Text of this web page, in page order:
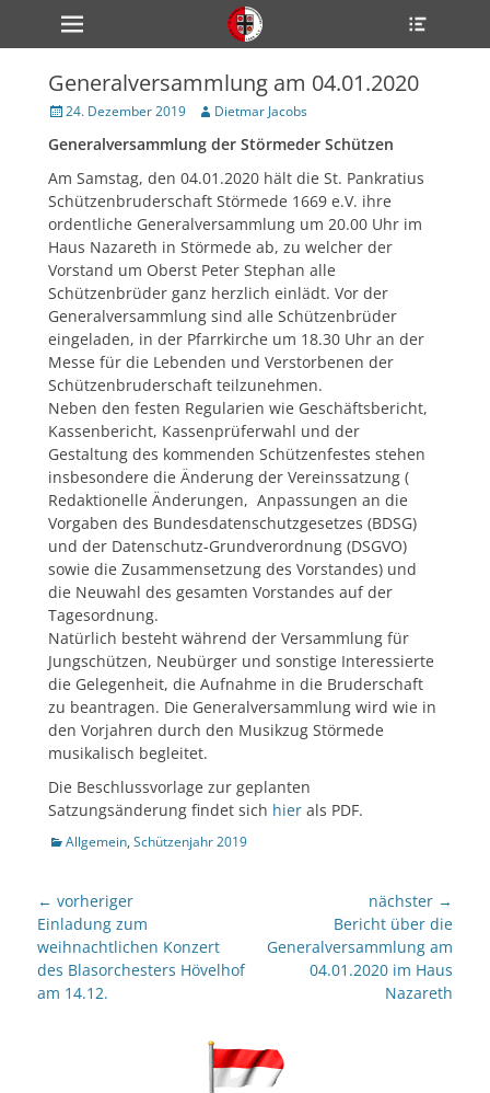
zum
Inhalt
Primärmenü
Generalversammlung am 04.01.2020
Veröffentlicht
24. Dezember 2019 Author
Dietmar Jacobs
Generalversammlung der Störmeder Schützen
Am Samstag, den 04.01.2020 hält die St. Pankratius
Schützenbruderschaft Störmede 1669 e.V. ihre
ordentliche Generalversammlung um 20.00 Uhr im
Haus Nazareth in Störmede ab, zu welcher der
Vorstand um Oberst Peter Stephan alle
Schützenbrüder ganz herzlich ein­lädt. Vor der
Generalversammlung sind alle Schützenbrüder
eingeladen, in der Pfarr­kirche um 18.30 Uhr an der
Messe für die Lebenden und Verstorbenen der
Schützenbruderschaft teilzunehmen.
Neben den festen Regularien wie Geschäftsbericht,
Kassenbericht, Kassenprüferwahl und der
Gestaltung des kommenden Schützenfestes stehen
insbesondere die Änderung der Vereinssatzung (
Redaktionelle Änderungen, Anpassungen an die
Vorgaben des Bundesdatenschutzgesetzes (BDSG)
und der Datenschutz-Grundverordnung (DSGVO)
sowie die Zusammensetzung des Vorstandes) und
die Neuwahl des gesamten Vorstandes auf der
Tagesordnung.
Natürlich besteht während der Versammlung für
Jungschützen, Neubürger und sonstige Interessierte
die Gelegenheit, die Aufnahme in die Bruderschaft
zu beantragen. Die General­versammlung wird wie in
den Vorjahren durch den Musikzug Störmede
musikalisch begleitet.
Die Beschlussvorlage zur geplanten
Satzungsänderung findet sich hier als PDF.
Kategorien
Allgemein, Schützenjahr 2019
Beitragsnavigation
← vorheriger
Vorheriger
Beitrag:
Einladung zum
weihnachtlichen Konzert
des Blasorchesters Hövelhof
am 14.12.
nächster →
Beitrag:
Bericht über die
Generalversammlung am
04.01.2020 im Haus
Nazareth